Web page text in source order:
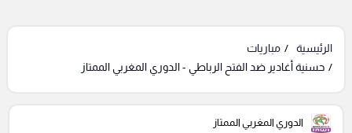
الرئيسية
مباريات
حسنية أغادير ضد الفتح الرباطي - الدوري المغربي الممتاز
الدوري المغربي الممتاز